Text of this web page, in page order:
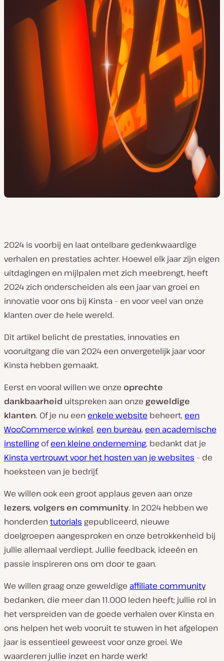
2024 is voorbij en laat ontelbare gedenkwaardige
verhalen en prestaties achter. Hoewel elk jaar zijn eigen
uitdagingen en mijlpalen met zich meebrengt, heeft
2024 zich onderscheiden als een jaar van groei en
innovatie voor ons bij Kinsta – en voor veel van onze
klanten over de hele wereld.
Dit artikel belicht de prestaties, innovaties en
vooruitgang die van 2024 een onvergetelijk jaar voor
Kinsta hebben gemaakt.
Eerst en vooral willen we onze oprechte
dankbaarheid uitspreken aan onze geweldige
klanten. Of je nu een enkele website beheert, een
WooCommerce winkel, een bureau, een academische
instelling ofeen kleine onderneming, bedankt dat je
Kinsta vertrouwt voor het hosten van je websites – de
hoeksteen van je bedrijf.
We willen ook een groot applaus geven aan onze
lezers, volgers en community. In 2024 hebben we
honderdentutorials gepubliceerd, nieuwe
doelgroepen aangesproken en onze betrokkenheid bij
jullie allemaal verdiept. Jullie feedback, ideeën en
passie inspireren ons om door te gaan.
We willen graag onze geweldige affiliate community
bedanken, die meer dan 11.000 leden heeft; jullie rol in
het verspreiden van de goede verhalen over Kinsta en
ons helpen het web vooruit te stuwen in het afgelopen
jaar is essentieel geweest voor onze groei. We
waarderen jullie inzet en harde werk!